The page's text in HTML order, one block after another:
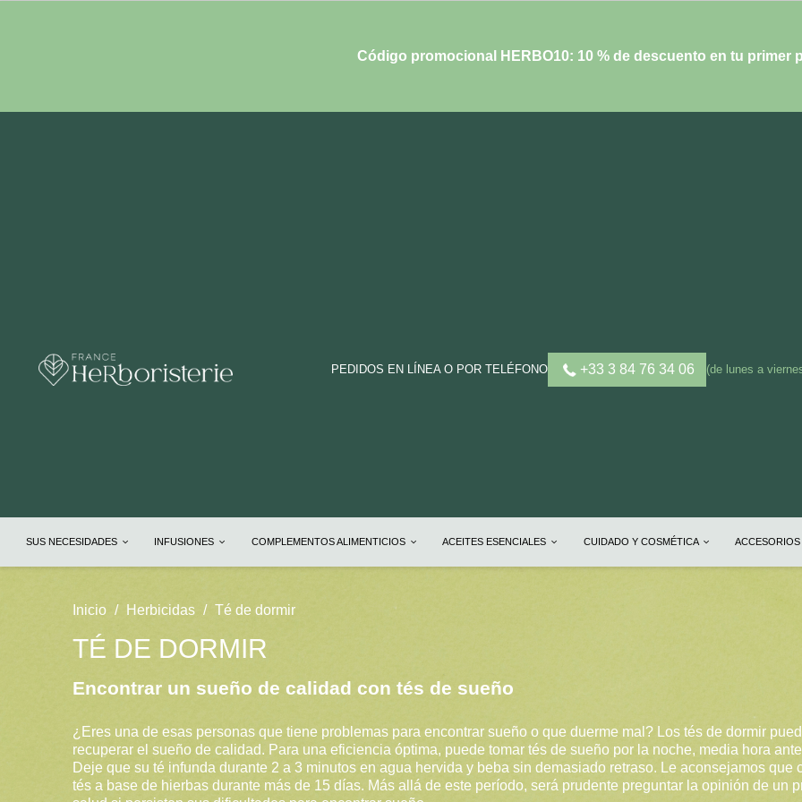
Código promocional HERBO10: 10 % de descuento en tu primer
PEDIDOS EN LÍNEA O POR TELÉFONO +33 3 84 76 34 06 (de lunes a
SUS NECESIDADES INFUSIONES COMPLEMENTOS ALIMENTICIOS ACEITES ESENCIALES CUIDADO Y COSMÉTICA
Inicio Herbicidas Té de dormir
TÉ DE DORMIR
Encontrar un sueño de calidad con tés de sueño
¿Eres una de esas personas que tiene problemas para encontrar sueño o que duerme mal? Los tés de dormir
recuperar el sueño de calidad. Para una eficiencia óptima, puede tomar tés de sueño por la noche, media hora
Deje que su té infunda durante 2 a 3 minutos en agua hervida y beba sin demasiado retraso. Le aconsejamos que
tés a base de hierbas durante más de 15 días. Más allá de este período, será prudente preguntar la opinión de un